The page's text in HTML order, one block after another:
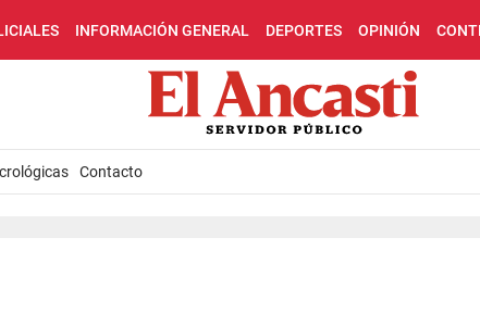
INFORMACIÓN GENERAL DEPORTES OPINIÓN
Contacto